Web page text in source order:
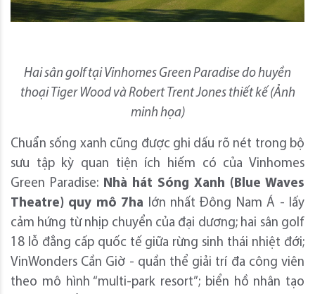
Hai sân golf tại Vinhomes Green Paradise do huyền
thoại Tiger Wood và Robert Trent Jones thiết kế (Ảnh
minh họa)
Chuẩn sống xanh cũng được ghi dấu rõ nét trong bộ
sưu tập kỳ quan tiện ích hiếm có của Vinhomes
Green Paradise: Nhà hát Sóng Xanh (Blue Waves
Theatre) quy mô 7ha lớn nhất Đông Nam Á - lấy
cảm hứng từ nhịp chuyển của đại dương; hai sân golf
18 lỗ đẳng cấp quốc tế giữa rừng sinh thái nhiệt đới;
VinWonders Cần Giờ - quần thể giải trí đa công viên
theo mô hình “multi-park resort”; biển hồ nhân tạo